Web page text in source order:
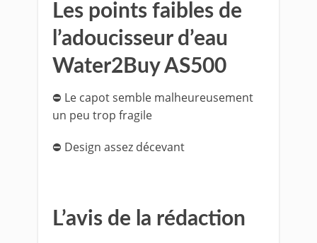
Les points faibles de
l’adoucisseur d’eau
Water2Buy AS500
⛔ Le capot semble malheureusement
un peu trop fragile
⛔ Design assez décevant
L’avis de la rédaction